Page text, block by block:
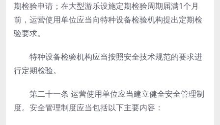
期检验申请；在大型游乐设施定期检验周期届满1个月
前，运营使用单位应当向特种设备检验机构提出定期检
验要求。
特种设备检验机构应当按照安全技术规范的要求进
行定期检验。
第二十一条 运营使用单位应当建立健全安全管理制
度。安全管理制度应当包括以下主要内容：